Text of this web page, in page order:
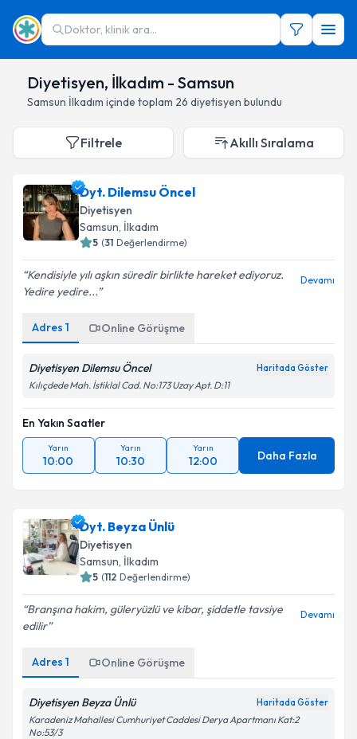
Doktor, klinik ara...
Diyetisyen, İlkadım - Samsun
Samsun İlkadım içinde toplam 26 diyetisyen bulundu
Filtrele Akıllı Sıralama
Dyt. Dilemsu Öncel
Diyetisyen
Samsun, İlkadım
5 (31 Değerlendirme)
Kendisiyle yılı aşkın süredir birlikte hareket ediyoruz.
Yedire yedire...
Devamı
Adres 1 Online Görüşme
Diyetisyen Dilemsu Öncel Haritada Göster
Kılıçdede Mah. İstiklal Cad. No:173 Uzay Apt. D:11
En Yakın Saatler
Yarın
10:00
Yarın
10:30
Yarın
12:00 Daha Fazla
Dyt. Beyza Ünlü
Diyetisyen
Samsun, İlkadım
5 (112 Değerlendirme)
Branşına hakim, güleryüzlü ve kibar, şiddetle tavsiye
edilir
Devamı
Adres 1 Online Görüşme
Diyetisyen Beyza Ünlü Haritada Göster
Karadeniz Mahallesi Cumhuriyet Caddesi Derya Apartmanı Kat:2
No:53/3